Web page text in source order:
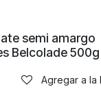
semi amargo
Belcolade 500g
Agregar a la